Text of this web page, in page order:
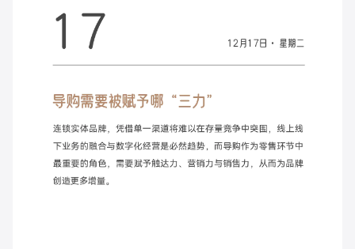
入驻有赞 认证代理商
认证服务商